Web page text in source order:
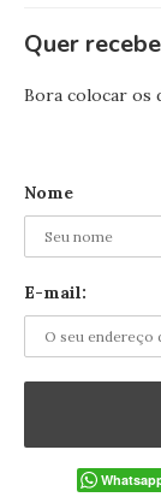
Quer
Bora colocar os
Nome
E-mail: